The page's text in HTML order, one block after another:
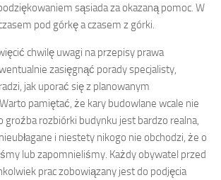
sąsiada za okazaną pomoc. W
pod górkę a czasem z górki.
chwilę uwagi na przepisy prawa
zasięgnąć porady specjalisty,
jak uporać się z planowanym
pamiętać, że kary budowlane wcale nie
groźba rozbiórki budynku jest bardzo realna,
i niestety nikogo nie obchodzi, że o
lub zapomnieliśmy. Każdy obywatel przed
prac zobowiązany jest do podjęcia